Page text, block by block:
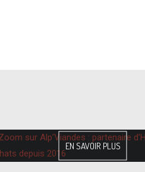
EN SAVOIR PLUS